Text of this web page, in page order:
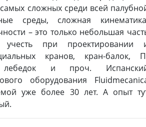
сложных среди всей
среды, сложная
– это только небольшая
при проектировании
кранов, кран-балок,
и проч.
оборудования
уже более 30 лет. А опыт